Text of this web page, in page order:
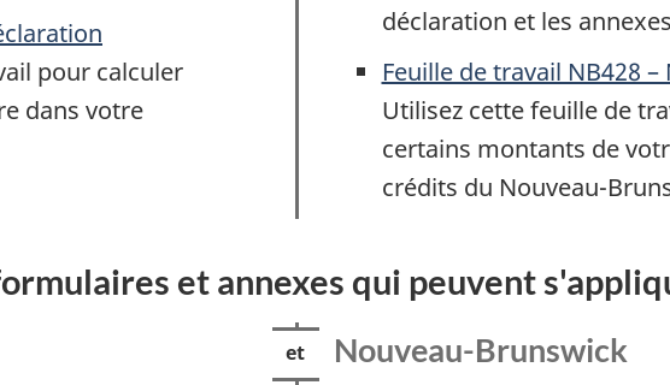
pour calculer
dans votre
déclaration et les annexes
Feuille de travail NB428
Utilisez cette feuille de
certains montants de
crédits du Nouveau-
et annexes qui peuvent
Nouveau-Brunswick